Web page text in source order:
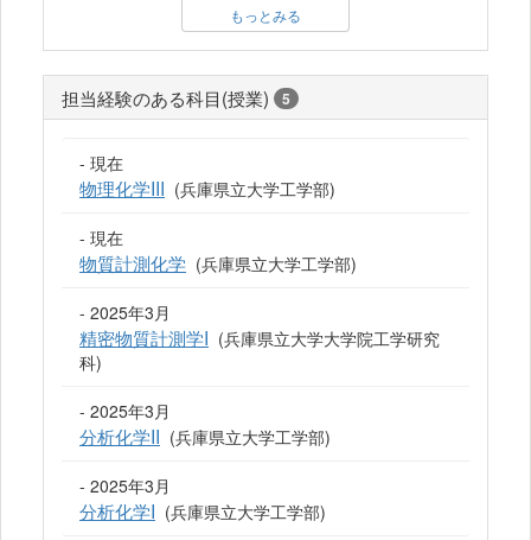
もっとみる
担当経験のある科目(授業) 5
- 現在
物理化学III (兵庫県立大学工学部)
- 現在
物質計測化学 (兵庫県立大学工学部)
- 2025年3月
精密物質計測学I (兵庫県立大学大学院工学研究
科)
- 2025年3月
分析化学II (兵庫県立大学工学部)
- 2025年3月
分析化学I (兵庫県立大学工学部)